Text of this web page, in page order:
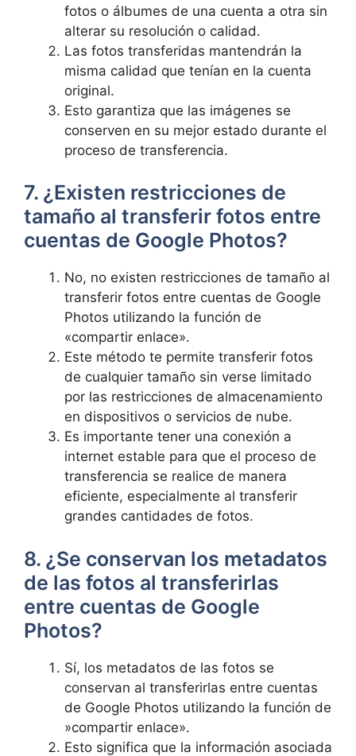
fotos o álbumes de⁤ una cuenta a otra sin
‍alterar su resolución ‌o calidad.
Las fotos transferidas mantendrán la‌
misma‌ calidad que‍ tenían en la cuenta
original.
Esto garantiza que las imágenes‌ se
conserven en su ⁣mejor estado durante el
proceso de transferencia.
7. ¿Existen restricciones⁢ de
tamaño ‍al transferir ⁢fotos entre
cuentas de Google Photos?
No, no existen restricciones de tamaño al
transferir fotos entre cuentas de​ Google
Photos utilizando la función de
«compartir enlace».
Este método te permite transferir fotos
de cualquier tamaño sin verse‍ limitado
por las ​restricciones de ‍almacenamiento
en dispositivos o servicios de nube.
Es importante tener una conexión a
internet estable para que el proceso de ​
transferencia se realice de manera⁣
eficiente, especialmente al transferir
grandes ‍cantidades de fotos.
8. ¿Se ​conservan los metadatos
de las fotos al transferirlas
entre ⁣cuentas de Google
Photos?
Sí, los metadatos de las fotos se
conservan al transferirlas entre cuentas
de Google Photos utilizando la función de
‍»compartir enlace».
Esto significa que la información ⁣asociada